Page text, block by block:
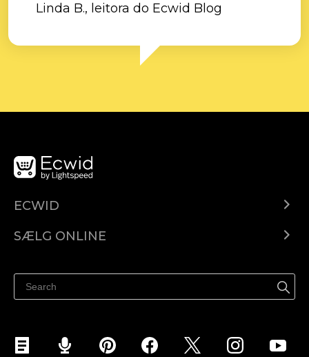
Linda B., leitora do Ecwid Blog
ECWID
Pris
SÆLG ONLINE
Sælg på Facebook
Sælg på Instagram